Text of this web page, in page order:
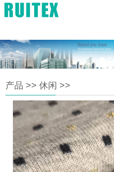
lucas@szhruitex.com
产品 >>休闲 >>